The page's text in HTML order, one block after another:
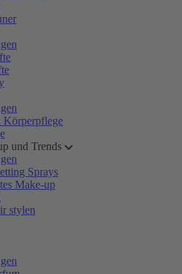
Körperpflege
und Trends
Sprays
Make-up
stylen